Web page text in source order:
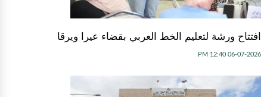
افتتاح ورشة لتعليم الخط العربي بقضاء عيرا ويرقا
06-07-2026 12:40 PM